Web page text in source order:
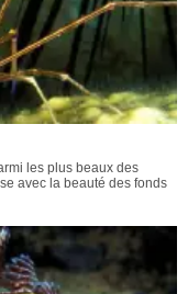
les plus beaux des
avec la beauté des fonds